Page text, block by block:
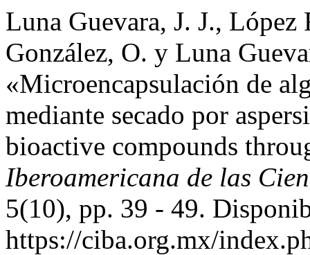
Luna Guevara, J. J., López
González, O. y Luna
«Microencapsulación de
mediante secado por
bioactive compounds
Iberoamericana de las
5(10), pp. 39 - 49.
https://ciba.org.mx/